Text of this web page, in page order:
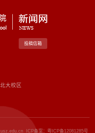
投稿信箱
大校区
ICP备案：粤ICP备12081285号